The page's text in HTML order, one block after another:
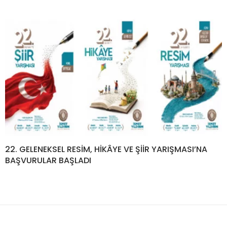
22. GELENEKSEL RESİM, HİKÂYE VE ŞİİR YARIŞMASI’NA
BAŞVURULAR BAŞLADI